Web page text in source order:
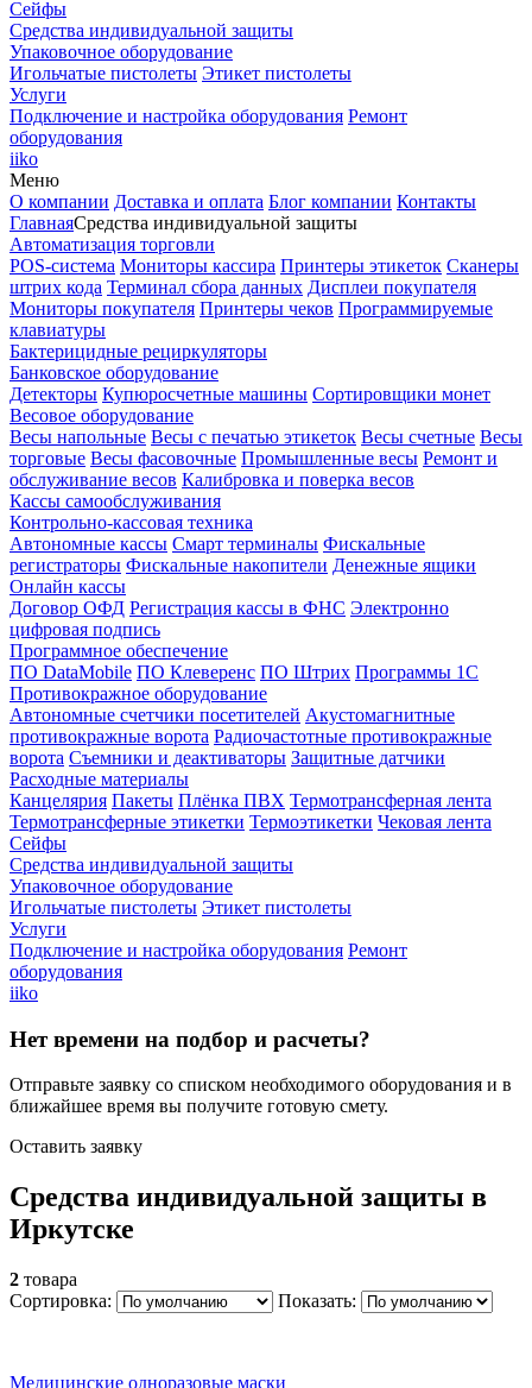
Сейфы
Средства индивидуальной защиты
Упаковочное оборудование
Игольчатые пистолеты Этикет пистолеты
Услуги
Подключение и настройка оборудования Ремонт
оборудования
iiko
Меню
О компании Доставка и оплата Блог компании Контакты
ГлавнаяСредства индивидуальной защиты
Автоматизация торговли
POS-система Мониторы кассира Принтеры этикеток Сканеры
штрих кода Терминал сбора данных Дисплеи покупателя
Мониторы покупателя Принтеры чеков Программируемые
клавиатуры
Бактерицидные рециркуляторы
Банковское оборудование
Детекторы Купюросчетные машины Сортировщики монет
Весовое оборудование
Весы напольные Весы с печатью этикеток Весы счетные Весы
торговые Весы фасовочные Промышленные весы Ремонт и
обслуживание весов Калибровка и поверка весов
Кассы самообслуживания
Контрольно-кассовая техника
Автономные кассы Смарт терминалы Фискальные
регистраторы Фискальные накопители Денежные ящики
Онлайн кассы
Договор ОФД Регистрация кассы в ФНС Электронно
цифровая подпись
Программное обеспечение
ПО DataMobile ПО Клеверенс ПО Штрих Программы 1С
Противокражное оборудование
Автономные счетчики посетителей Акустомагнитные
противокражные ворота Радиочастотные противокражные
ворота Съемники и деактиваторы Защитные датчики
Расходные материалы
Канцелярия Пакеты Плёнка ПВХ Термотрансферная лента
Термотрансферные этикетки Термоэтикетки Чековая лента
Сейфы
Средства индивидуальной защиты
Упаковочное оборудование
Игольчатые пистолеты Этикет пистолеты
Услуги
Подключение и настройка оборудования Ремонт
оборудования
iiko
Нет времени на подбор и расчеты?
Отправьте заявку со списком необходимого оборудования и в
ближайшее время вы получите готовую смету.
Оставить заявку
Средства индивидуальной защиты в
Иркутске
2 товара
Сортировка:
Показать:
Медицинские одноразовые маски